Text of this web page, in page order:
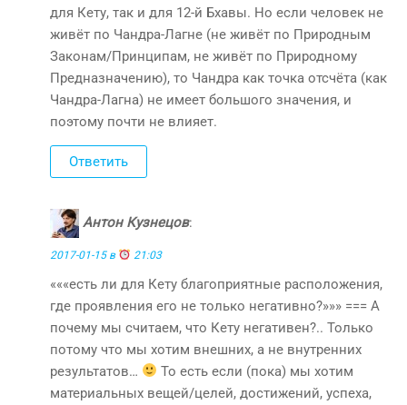
для Кету, так и для 12-й Бхавы. Но если человек не
живёт по Чандра-Лагне (не живёт по Природным
Законам/Принципам, не живёт по Природному
Предназначению), то Чандра как точка отсчёта (как
Чандра-Лагна) не имеет большого значения, и
поэтому почти не влияет.
Ответить
Антон Кузнецов:
2017-01-15 в 21:03
«««есть ли для Кету благоприятные расположения,
где проявления его не только негативно?»»» === А
почему мы считаем, что Кету негативен?.. Только
потому что мы хотим внешних, а не внутренних
результатов…
То есть если (пока) мы хотим
материальных вещей/целей, достижений, успеха,